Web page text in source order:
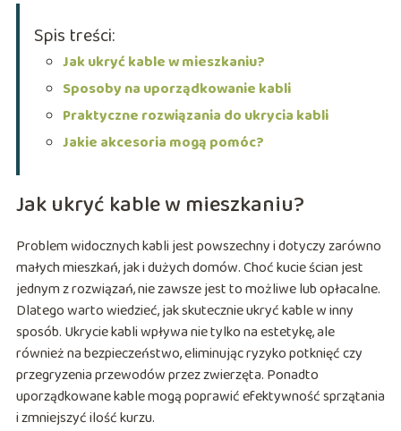
Spis treści:
Jak ukryć kable w mieszkaniu?
Sposoby na uporządkowanie kabli
Praktyczne rozwiązania do ukrycia kabli
Jakie akcesoria mogą pomóc?
Jak ukryć kable w mieszkaniu?
Problem widocznych kabli jest powszechny i dotyczy zarówno
małych mieszkań, jak i dużych domów. Choć kucie ścian jest
jednym z rozwiązań, nie zawsze jest to możliwe lub opłacalne.
Dlatego warto wiedzieć, jak skutecznie ukryć kable w inny
sposób. Ukrycie kabli wpływa nie tylko na estetykę, ale
również na bezpieczeństwo, eliminując ryzyko potknięć czy
przegryzenia przewodów przez zwierzęta. Ponadto
uporządkowane kable mogą poprawić efektywność sprzątania
i zmniejszyć ilość kurzu.